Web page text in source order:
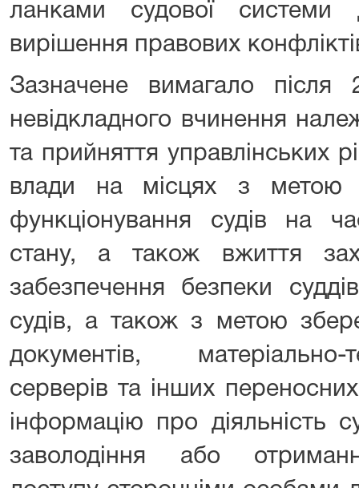
ланками судової
вирішення правових
Зазначене вимагало
невідкладного вчинення
та прийняття управлінських
влади на місцях з метою
функціонування судів на
стану, а також вжиття
забезпечення безпеки
судів, а також з метою
документів, матеріально-
серверів та інших
інформацію про діяльність
заволодіння або